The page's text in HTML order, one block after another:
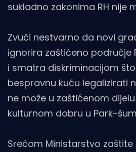
sukladno zakonima RH nije
Zvuči nestvarno da novi
ignorira zaštićeno područje
i smatra diskriminacijom
bespravnu kuću legalizirati
ne može u zaštićenom
kulturnom dobru u Park-
Srećom Ministarstvo zaštite